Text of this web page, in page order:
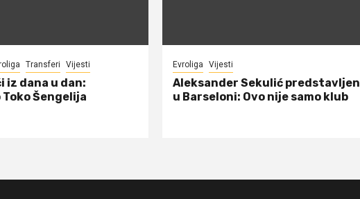
Transferi Vijesti
iz dana u dan:
Šengelija
Evroliga Vijesti
Aleksander Sekulić predstavljen
u Barseloni: Ovo nije samo klub